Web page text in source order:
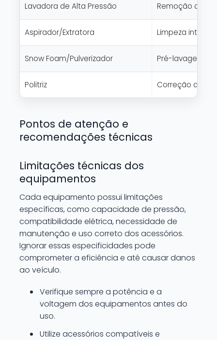
Lavadora de Alta Pressão Remoção de
Aspirador/Extratora Limpeza
Snow Foam/Pulverizador Pré-lavagem,
Politriz Correção de
Pontos de atenção e
recomendações técnicas
Limitações técnicas dos
equipamentos
Cada equipamento possui limitações
específicas, como capacidade de pressão,
compatibilidade elétrica, necessidade de
manutenção e uso correto dos acessórios.
Ignorar essas especificidades pode
comprometer a eficiência e até causar danos
ao veículo.
Verifique sempre a potência e a
voltagem dos equipamentos antes do
uso.
Utilize acessórios compatíveis e